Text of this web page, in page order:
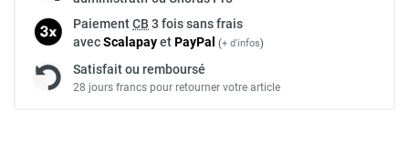
PaiementCB 3 fois sans frais
avecScalapayetPayPal (+ d'infos)
Satisfait ou remboursé
28 jours francs pour retourner votre article